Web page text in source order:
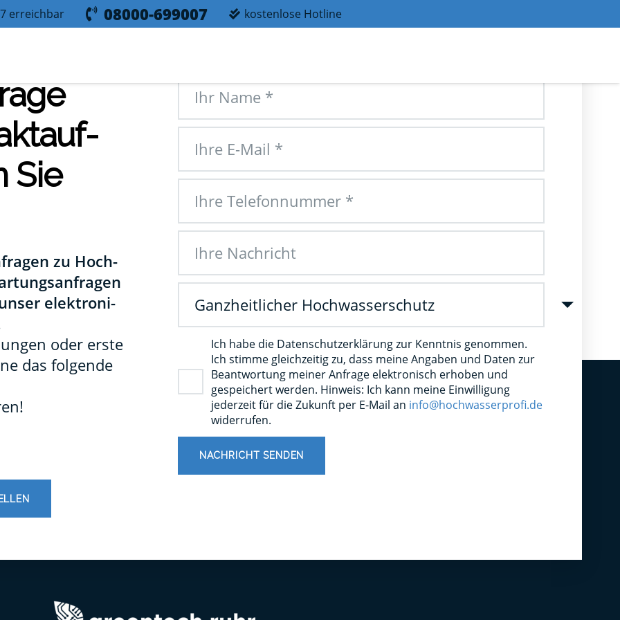
erreichbar 08000-699007 kostenlose Hotline
Sie
zu Hoch­
elek­tro­ni­
oder ers­te
das fol­gen­de
Ich habe die Datenschutzerklärung zur Kenntnis genommen.
Ich stimme gleichzeitig zu, dass meine Angaben und Daten zur
Beantwortung meiner Anfrage elektronisch erhoben und
gespeichert werden. Hinweis: Ich kann meine Einwilligung
jederzeit für die Zukunft per E-Mail an info@hochwasserprofi.de
widerrufen.
NACHRICHT SENDEN